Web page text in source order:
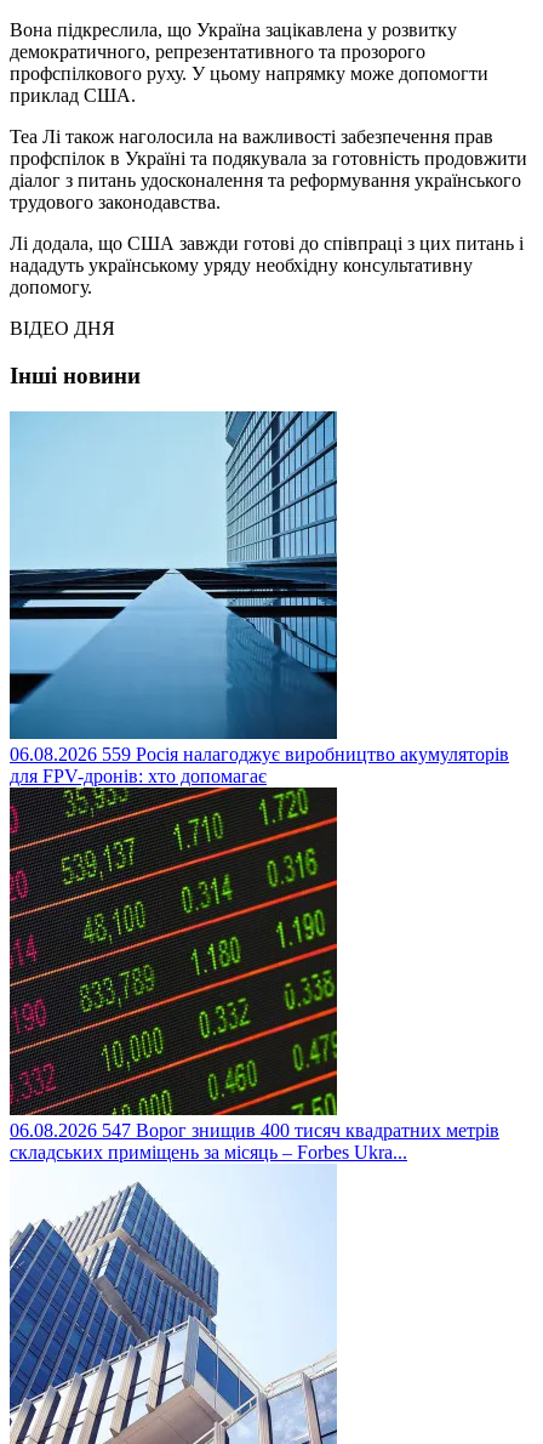
Вона підкреслила, що Україна зацікавлена у розвитку
демократичного, репрезентативного та прозорого
профспілкового руху. У цьому напрямку може допомогти
приклад США.
Теа Лі також наголосила на важливості забезпечення прав
профспілок в Україні та подякувала за готовність продовжити
діалог з питань удосконалення та реформування українського
трудового законодавства.
Лі додала, що США завжди готові до співпраці з цих питань і
нададуть українському уряду необхідну консультативну
допомогу.
ВІДЕО ДНЯ
Інші новини
06.08.2026 559 Росія налагоджує виробництво акумуляторів
для FPV-дронів: хто допомагає
06.08.2026 547 Ворог знищив 400 тисяч квадратних метрів
складських приміщень за місяць – Forbes Ukra...